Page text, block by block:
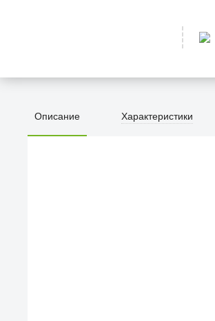
Описание Характеристики